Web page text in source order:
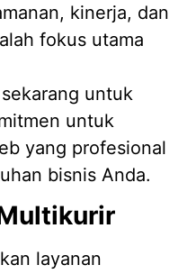
kinerja, dan
fokus utama
sekarang untuk
untuk
yang profesional
bisnis Anda.
layanan